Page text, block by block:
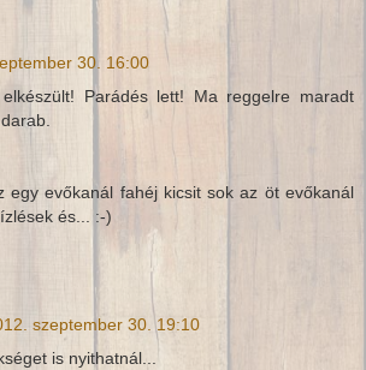
30. 16:00
Parádés lett! Ma reggelre maradt
egy evőkanál fahéj kicsit sok az öt evőkanál
és... :-)
szeptember 30. 19:10
is nyithatnál...